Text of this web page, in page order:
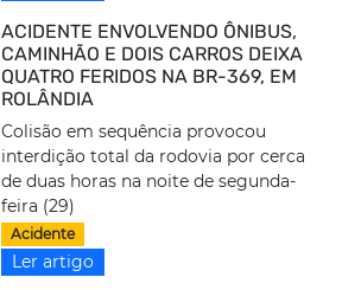
ACIDENTE ENVOLVENDO ÔNIBUS,
CAMINHÃO E DOIS CARROS DEIXA
QUATRO FERIDOS NA BR-369, EM
ROLÂNDIA
Colisão em sequência provocou
interdição total da rodovia por cerca
de duas horas na noite de segunda-
feira (29)
Acidente
Ler artigo